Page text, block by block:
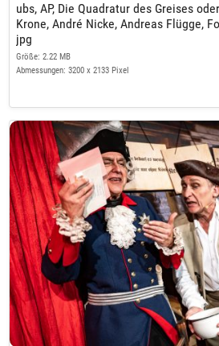
ubs, AP, Die Quadratur des Greises
Krone, André Nicke, Andreas Flügge,
jpg
Größe: 2.22 MB
Abmessungen: 3200 x 2133 Pixel